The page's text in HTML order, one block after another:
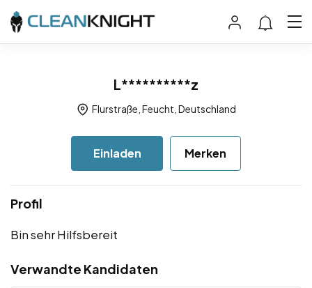
L**********z
Flurstraße, Feucht, Deutschland
Einladen Merken
Profil
Bin sehr Hilfsbereit
Verwandte Kandidaten